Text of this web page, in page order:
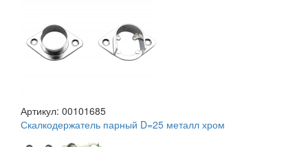
Артикул: 00101685
Скалкодержатель парный D=25 металл хром